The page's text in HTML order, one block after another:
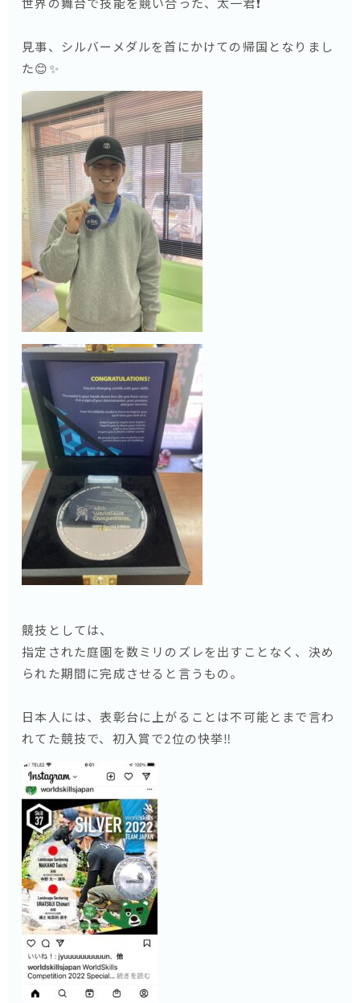
見事、シルバーメダルを首にかけての帰国となりまし
た😊✨
競技としては、
指定された庭園を数ミリのズレを出すことなく、決め
られた期間に完成させると言うもの。
日本人には、表彰台に上がることは不可能とまで言わ
れてた競技で、初入賞で2位の快挙‼️